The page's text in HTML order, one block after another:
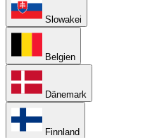
Slowakei
Belgien
Dänemark
Finnland